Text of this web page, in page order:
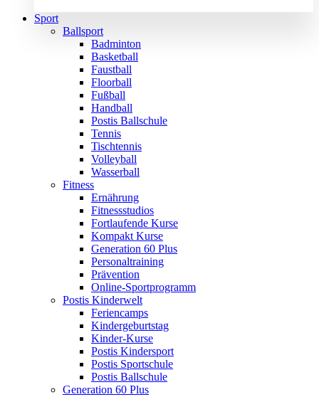
Sport
Ballsport
Badminton
Basketball
Faustball
Floorball
Fußball
Handball
Postis Ballschule
Tennis
Tischtennis
Volleyball
Wasserball
Fitness
Ernährung
Fitnessstudios
Fortlaufende Kurse
Kompakt Kurse
Generation 60 Plus
Personaltraining
Prävention
Online-Sportprogramm
Postis Kinderwelt
Feriencamps
Kindergeburtstag
Kinder-Kurse
Postis Kindersport
Postis Sportschule
Postis Ballschule
Generation 60 Plus